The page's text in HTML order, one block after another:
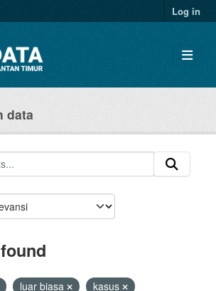
Log in
data
luar biasa
kasus